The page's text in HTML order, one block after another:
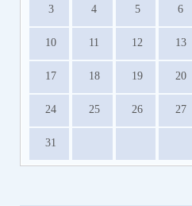
3 4 5 6
10 11 12 13
17 18 19 20
24 25 26 27
31